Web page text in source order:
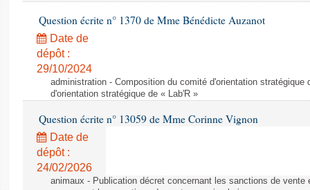
Question écrite n° 1370 de Mme Bénédicte Auzanot
Date de
dépôt :
29/10/2024
administration - Composition du comité d'orientation stratégique
d'orientation stratégique de « Lab'R »
Question écrite n° 13059 de Mme Corinne Vignon
Date de
dépôt :
24/02/2026
animaux - Publication décret concernant les sanctions de vente